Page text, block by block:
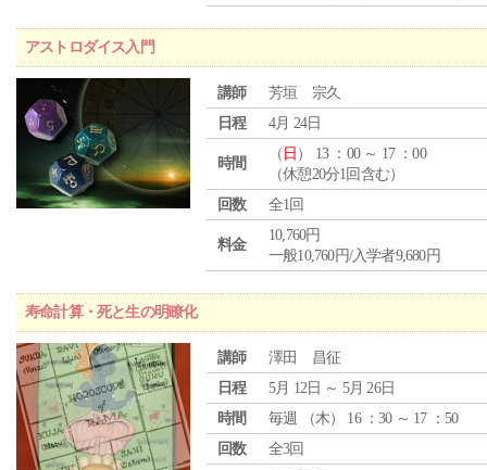
アストロダイス入門
講師
芳垣 宗久
日程
4月 24日
時間
（ 日 ） 13 ：00 ～ 17 ：00
（休憩20分1回含む）
回数
全1回
料金
10,760円
一般10,760円/入学者9,680円
寿命計算・死と生の明瞭化
講師
澤田 昌征
日程
5月 12日 ～ 5月 26日
時間
毎週 （木） 16 ：30 ～ 17 ：50
回数
全3回